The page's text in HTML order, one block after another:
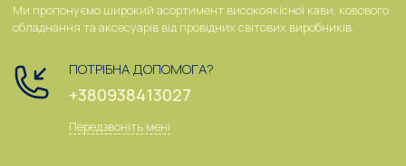
Ми пропонуємо широкий асортимент високоякісної кави, ковового
обладнання та аксесуарів від провідних світових виробників.
ПОТРІБНА ДОПОМОГА?
+380938413027
Передзвоніть мені